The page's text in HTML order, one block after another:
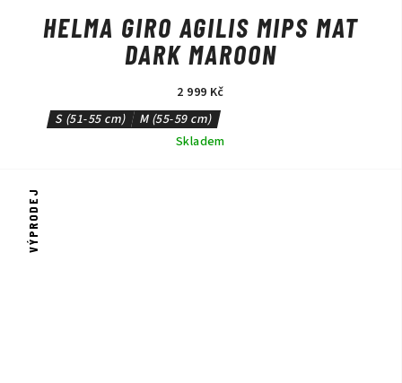
HELMA GIRO AGILIS MIPS MAT
DARK MAROON
2 999 Kč
S (51-55 cm)
M (55-59 cm)
Skladem
VÝPRODEJ